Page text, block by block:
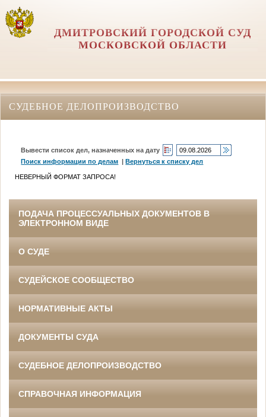
ДМИТРОВСКИЙ ГОРОДСКОЙ СУД
МОСКОВСКОЙ ОБЛАСТИ
СУДЕБНОЕ ДЕЛОПРОИЗВОДСТВО
Вывести список дел, назначенных на дату
Поиск информации по делам |Вернуться к списку дел
НЕВЕРНЫЙ ФОРМАТ ЗАПРОСА!
ПОДАЧА ПРОЦЕССУАЛЬНЫХ ДОКУМЕНТОВ В
ЭЛЕКТРОННОМ ВИДЕ
О СУДЕ
СУДЕЙСКОЕ СООБЩЕСТВО
НОРМАТИВНЫЕ АКТЫ
ДОКУМЕНТЫ СУДА
СУДЕБНОЕ ДЕЛОПРОИЗВОДСТВО
СПРАВОЧНАЯ ИНФОРМАЦИЯ